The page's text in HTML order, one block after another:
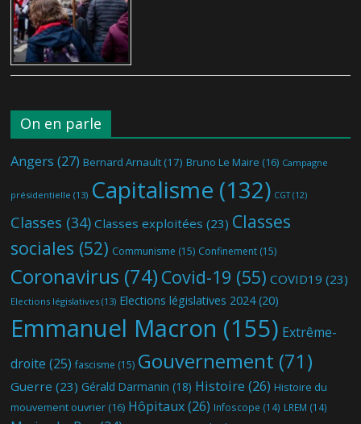
On en parle
Angers (27) Bernard Arnault (17) Bruno Le Maire (16) Campagne
présidentielle (13) Capitalisme (132) CGT(12)
Classes (34) Classes exploitées (23) Classes
sociales (52) Communisme (15) Confinement (15)
Coronavirus (74) Covid-19 (55) COVID19 (23)
Elections législatives (13) Elections législatives 2024(20)
Emmanuel Macron (155) Extrême-
droite (25) fascisme (15) Gouvernement (71)
Guerre (23) Gérald Darmanin (18) Histoire (26) Histoire du
mouvement ouvrier (16) Hôpitaux(26) Infoscope (14) LREM (14)